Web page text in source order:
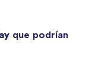
que podrían